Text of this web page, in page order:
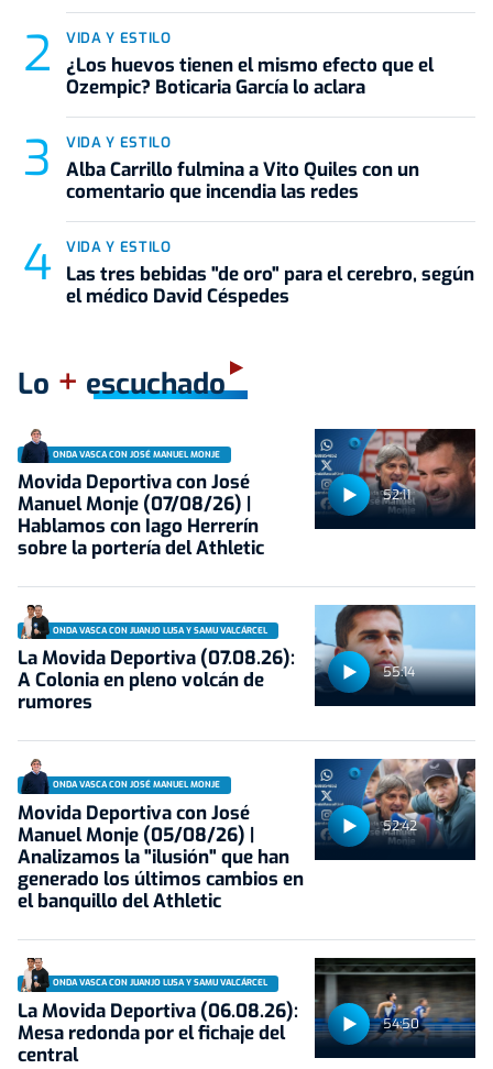
VIDA Y ESTILO
¿Los huevos tienen el mismo efecto que el
Ozempic? Boticaria García lo aclara
VIDA Y ESTILO
Alba Carrillo fulmina a Vito Quiles con un
comentario que incendia las redes
VIDA Y ESTILO
Las tres bebidas "de oro" para el cerebro, según
el médico David Céspedes
Lo + escuchado
52:11
ONDA VASCA CON JOSÉ MANUEL MONJE
Movida Deportiva con José
Manuel Monje (07/08/26) |
Hablamos con Iago Herrerín
sobre la portería del Athletic
55:14
ONDA VASCA CON JUANJO LUSA Y SAMU VALCÁRCEL
La Movida Deportiva (07.08.26):
A Colonia en pleno volcán de
rumores
52:42
ONDA VASCA CON JOSÉ MANUEL MONJE
Movida Deportiva con José
Manuel Monje (05/08/26) |
Analizamos la "ilusión" que han
generado los últimos cambios en
el banquillo del Athletic
54:50
ONDA VASCA CON JUANJO LUSA Y SAMU VALCÁRCEL
La Movida Deportiva (06.08.26):
Mesa redonda por el fichaje del
central